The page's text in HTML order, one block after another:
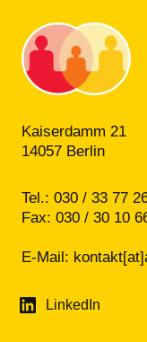
Kaiserdamm 21
14057 Berlin
Tel.: 030 / 33 77
Fax: 030 / 30 10
E-Mail:
LinkedIn